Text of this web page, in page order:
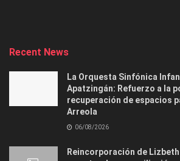
Recent News
La Orquesta Sinfónica
Apatzingán: Refuerzo a la
recuperación de espacios
Arreola
06/08/2026
Reincorporación de Lizbeth